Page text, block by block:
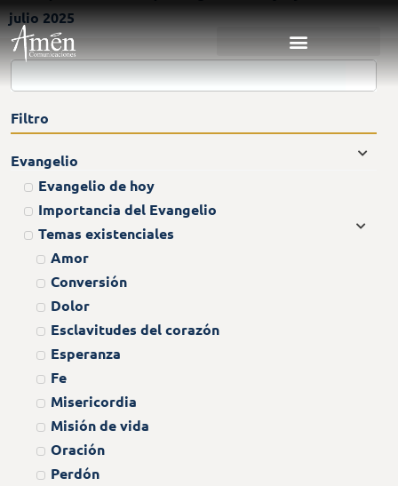
julio 2025
Filtro
Evangelio
Evangelio de hoy
Importancia del Evangelio
Temas existenciales
Amor
Conversión
Dolor
Esclavitudes del corazón
Esperanza
Fe
Misericordia
Misión de vida
Oración
Perdón